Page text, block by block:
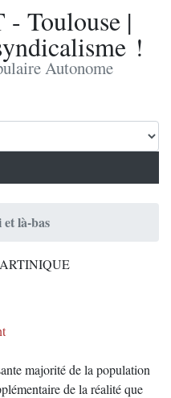
Toulouse |
!
Autonome
et là-bas
majorité de la population
de la réalité que